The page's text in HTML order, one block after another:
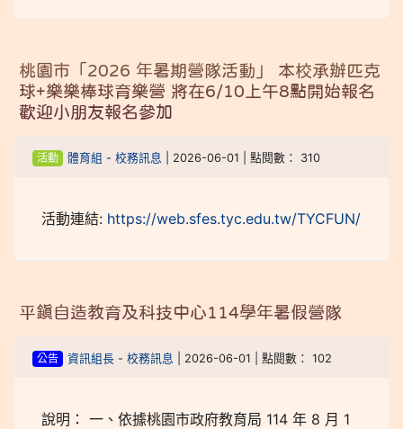
桃園市「2026 年暑期營隊活動」 本校承辦匹克
球+樂樂棒球育樂營 將在6/10上午8點開始報名
歡迎小朋友報名參加
活動 體育組 - 校務訊息 | 2026-06-01 | 點閱數： 310
活動連結: https://web.sfes.tyc.edu.tw/TYCFUN/
平鎮自造教育及科技中心114學年暑假營隊
公告 資訊組長- 校務訊息 | 2026-06-01 | 點閱數： 102
說明： 一、依據桃園市政府教育局 114 年 8 月 1